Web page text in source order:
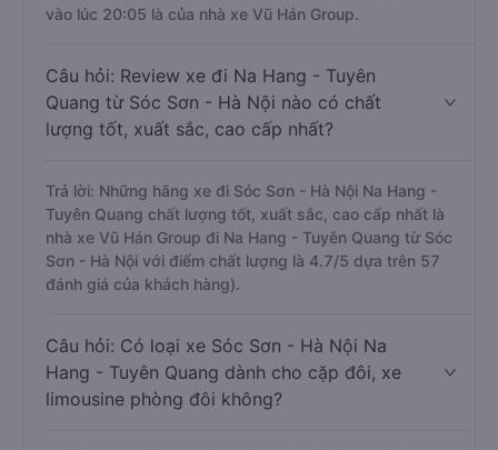
vào lúc 20:05 là của nhà xe Vũ Hán Group.
Câu hỏi: Review xe đi Na Hang - Tuyên
Quang từ Sóc Sơn - Hà Nội nào có chất
lượng tốt, xuất sắc, cao cấp nhất?
Trả lời: Những hãng xe đi Sóc Sơn - Hà Nội Na Hang -
Tuyên Quang chất lượng tốt, xuất sắc, cao cấp nhất là
nhà xe Vũ Hán Group đi Na Hang - Tuyên Quang từ Sóc
Sơn - Hà Nội với điểm chất lượng là 4.7/5 dựa trên 57
đánh giá của khách hàng).
Câu hỏi: Có loại xe Sóc Sơn - Hà Nội Na
Hang - Tuyên Quang dành cho cặp đôi, xe
limousine phòng đôi không?